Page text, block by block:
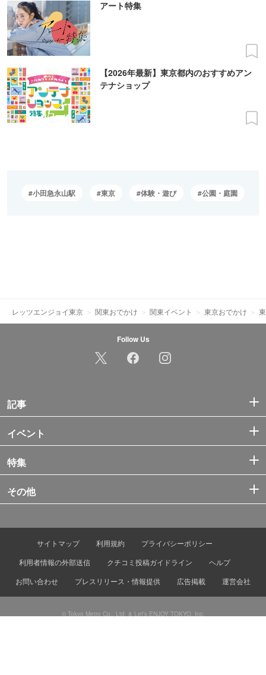
アート特集
【2026年最新】東京都内のおすすめアン
テナショップ
小田急永山駅 東京 体験・遊び 公園・庭園
レッツエンジョイ東京 関東おでかけ 関東イベント 東京おでかけ
Follow Us
記事
イベント
特集
その他
サイトマップ 利用規約
プライバシーポリシー
利用者情報の外部送信
クチコミ投稿ガイドライン
ヘルプ
お問い合わせ
プレスリリース・情報提供 広告掲載 運営会社
© Tokyo Metro Co., Ltd. & Let’s ENJOY TOKYO, Inc.